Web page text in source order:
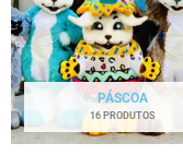
PÁSCOA
16 PRODUTOS